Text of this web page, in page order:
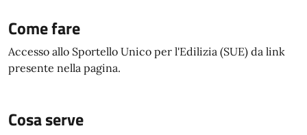
Come fare
Accesso allo Sportello Unico per l'Edilizia (SUE) da link
presente nella pagina.
Cosa serve